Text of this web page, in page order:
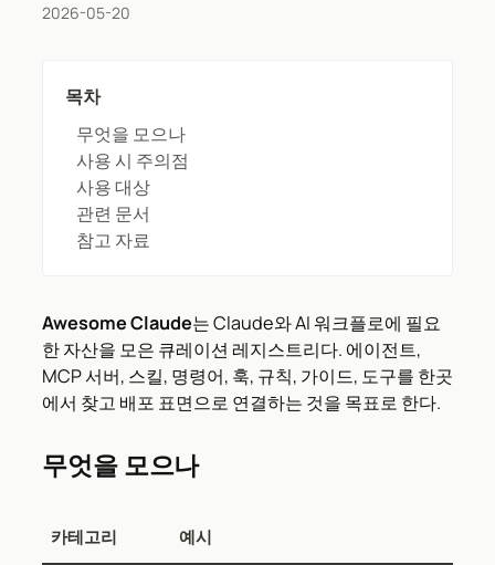
2026-05-20
목차
무엇을 모으나
사용 시 주의점
사용 대상
관련 문서
참고 자료
Awesome Claude는 Claude와 AI 워크플로에 필요
한 자산을 모은 큐레이션 레지스트리다. 에이전트,
MCP 서버, 스킬, 명령어, 훅, 규칙, 가이드, 도구를 한곳
에서 찾고 배포 표면으로 연결하는 것을 목표로 한다.
무엇을 모으나
카테고리 예시